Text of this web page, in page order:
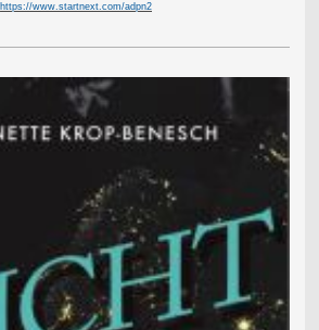
https://www.startnext.com/adpn2